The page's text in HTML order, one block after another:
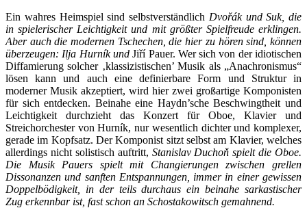
Ein wahres Heimspiel sind selbstverständlich Dvořák und Suk, die
in spielerischer Leichtigkeit und mit größter Spielfreude erklingen.
Aber auch die modernen Tschechen, die hier zu hören sind, können
überzeugen: Ilja Hurník undJiří Pauer. Wer sich von der idiotischen
Diffamierung solcher ‚klassizistischen’ Musik als „Anachronismus“
lösen kann und auch eine definierbare Form und Struktur in
moderner Musik akzeptiert, wird hier zwei großartige Komponisten
für sich entdecken. Beinahe eine Haydn’sche Beschwingtheit und
Leichtigkeit durchzieht das Konzert für Oboe, Klavier und
Streichorchester von Hurník, nur wesentlich dichter und komplexer,
gerade im Kopfsatz. Der Komponist sitzt selbst am Klavier, welches
allerdings nicht solistisch auftritt, Stanislav Duchoň spielt die Oboe.
Die Musik Pauers spielt mit Changierungen zwischen grellen
Dissonanzen und sanften Entspannungen, immer in einer gewissen
Doppelbödigkeit, in der teils durchaus ein beinahe sarkastischer
Zug erkennbar ist, fast schon an Schostakowitsch gemahnend.